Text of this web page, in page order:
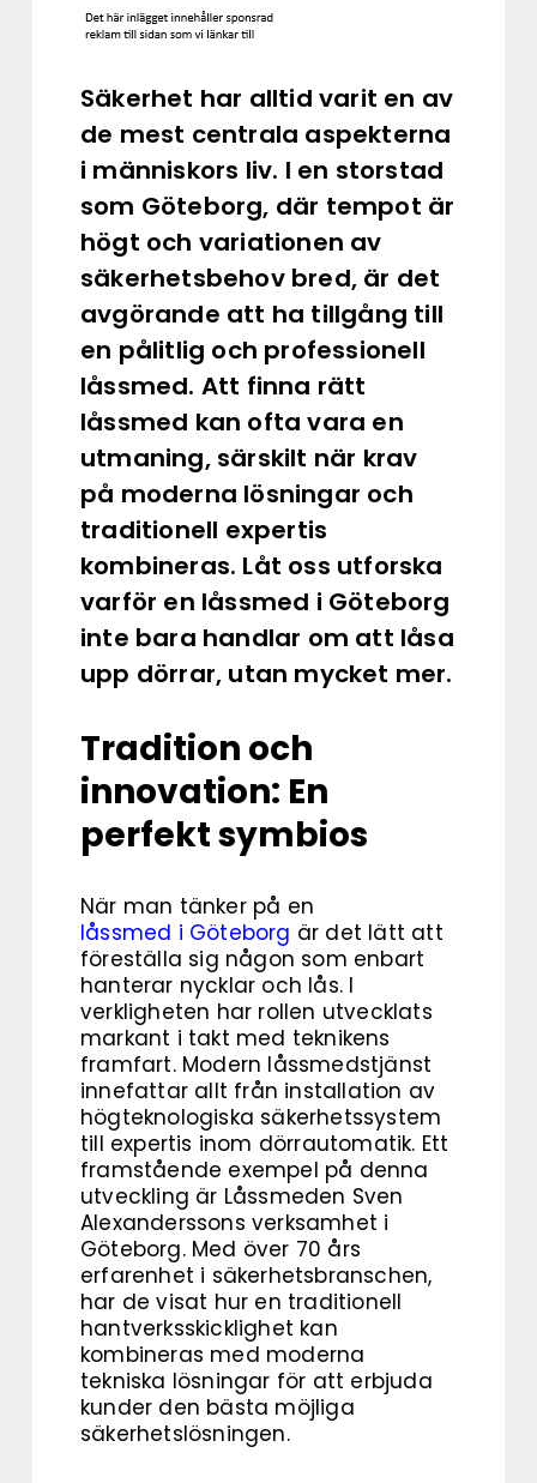
Säkerhet har alltid varit en av
de mest centrala aspekterna
i människors liv. I en storstad
som Göteborg, där tempot är
högt och variationen av
säkerhetsbehov bred, är det
avgörande att ha tillgång till
en pålitlig och professionell
låssmed. Att finna rätt
låssmed kan ofta vara en
utmaning, särskilt när krav
på moderna lösningar och
traditionell expertis
kombineras. Låt oss utforska
varför en låssmed i Göteborg
inte bara handlar om att låsa
upp dörrar, utan mycket mer.
Tradition och
innovation: En
perfekt symbios
När man tänker på en
låssmed i Göteborg är det lätt att
föreställa sig någon som enbart
hanterar nycklar och lås. I
verkligheten har rollen utvecklats
markant i takt med teknikens
framfart. Modern låssmedstjänst
innefattar allt från installation av
högteknologiska säkerhetssystem
till expertis inom dörrautomatik. Ett
framstående exempel på denna
utveckling är Låssmeden Sven
Alexanderssons verksamhet i
Göteborg. Med över 70 års
erfarenhet i säkerhetsbranschen,
har de visat hur en traditionell
hantverksskicklighet kan
kombineras med moderna
tekniska lösningar för att erbjuda
kunder den bästa möjliga
säkerhetslösningen.